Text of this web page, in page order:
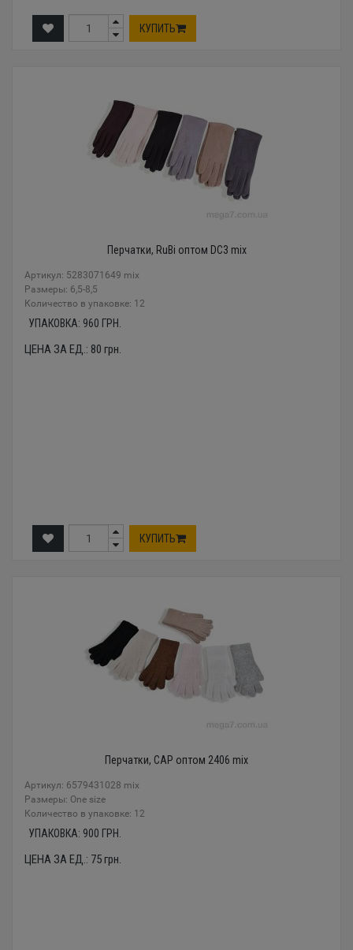
КУПИТЬ
Перчатки, RuBi оптом DC3 mix
Артикул: 5283071649 mix
Размеры: 6,5-8,5
Количество в упаковке: 12
УПАКОВКА: 960 ГРН.
ЦЕНА ЗА ЕД.: 80 грн.
КУПИТЬ
Перчатки, CAP оптом 2406 mix
Артикул: 6579431028 mix
Размеры: One size
Количество в упаковке: 12
УПАКОВКА: 900 ГРН.
ЦЕНА ЗА ЕД.: 75грн.